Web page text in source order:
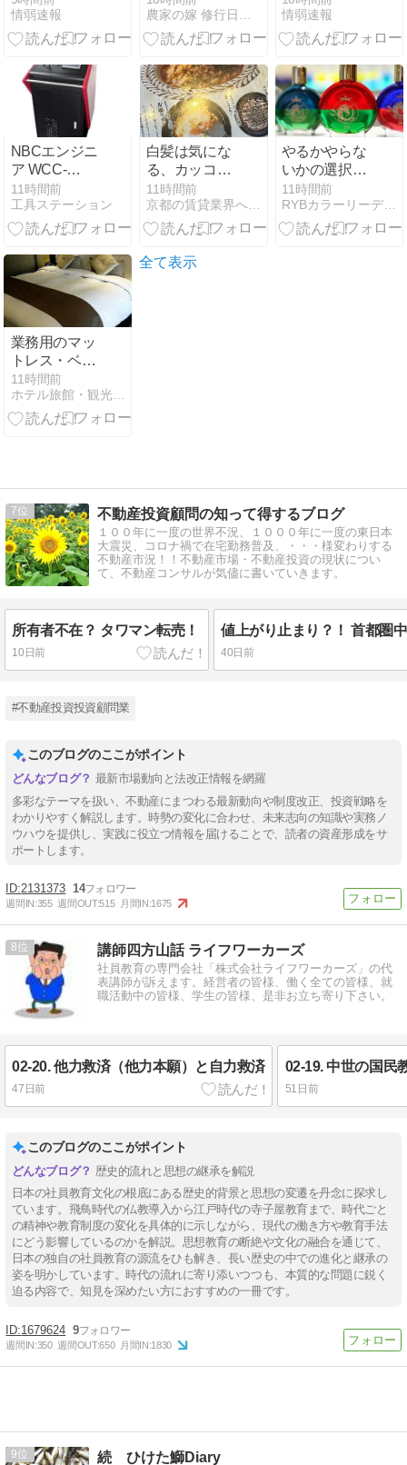
が未稼働」だ
ったｗｗｗｗ
情弱速報
ンさん、令和
に「全盛期を
を生み出して
いた
情弱速報
NBCエンジニ
ア WCC-
2000W 3in1レ
ーザー溶接機
の魅力
11時間前
工具ステーション
白髪は気にな
る、カッコは
気にならん
11時間前
京都の賃貸業界へ・・・『真っ向勝負』ログ
やるかやらな
いかの選択じ
ゃなくて…
11時間前
RYBカラーリーディングで色を解く
業務用のマッ
トレス・ベッ
ド(ホテル仕
様)をご家庭向
けにもお届け
ース
11時間前
ホテル旅館・観光業界に関する最新情報・ニュース
全て表示
7 不動産投資顧問の知って得するブログ
１００年に一度の世界不況、１０００年に一度の東日本
大震災、コロナ禍で在宅勤務普及、・・・様変わりする
不動産市況！！不動産市場・不動産投資の現状につい
て、不動産コンサルが気儘に書いていきます。
所有者不在？ タワマン転売！
10日前 40日前
#不動産投資投資顧問業
このブログのここがポイント
最新市場動向と法改正情報を網羅
多彩なテーマを扱い、不動産にまつわる最新動向や制度改正、投資戦略を
わかりやすく解説します。時勢の変化に合わせ、未来志向の知識や実務ノ
ウハウを提供し、実践に役立つ情報を届けることで、読者の資産形成をサ
ポートします。
2131373 14
週間IN:355 週間OUT:515 月間IN:1675
8 講師四方山話 ライフワーカーズ
社員教育の専門会社「株式会社ライフワーカーズ」の代
表講師が訴えます。経営者の皆様、働く全ての皆様、就
職活動中の皆様、学生の皆様、是非お立ち寄り下さい。
02-20. 他力救済（他力本願）と自力救済
47日前
02-19. 中世の国民
51日前
このブログのここがポイント
歴史的流れと思想の継承を解説
日本の社員教育文化の根底にある歴史的背景と思想の変遷を丹念に探求し
ています。飛鳥時代の仏教導入から江戸時代の寺子屋教育まで、時代ごと
の精神や教育制度の変化を具体的に示しながら、現代の働き方や教育手法
にどう影響しているのかを解説。思想教育の断絶や文化の融合を通じて、
日本の独自の社員教育の源流をひも解き、長い歴史の中での進化と継承の
姿を明かしています。時代の流れに寄り添いつつも、本質的な問題に鋭く
迫る内容で、知見を深めたい方におすすめの一冊です。
1679624 9
週間IN:350 週間OUT:650 月間IN:1830
9 続 ひけた鰤Diary